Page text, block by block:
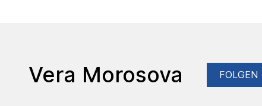
Vera Morosova FOLGEN